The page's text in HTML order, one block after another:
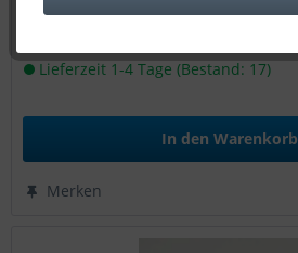
Lieferzeit 1-4 Tage (Bestand: 17)
In den Warenkorb
Merken